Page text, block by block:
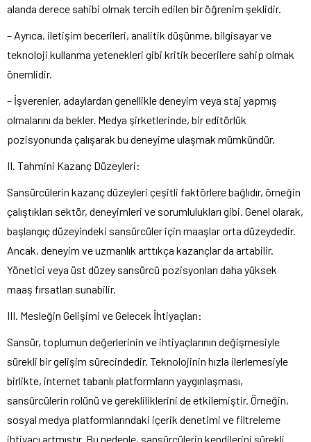
alanda derece sahibi olmak tercih edilen bir öğrenim şeklidir.
– Ayrıca, iletişim becerileri, analitik düşünme, bilgisayar ve
teknoloji kullanma yetenekleri gibi kritik becerilere sahip olmak
önemlidir.
– İşverenler, adaylardan genellikle deneyim veya staj yapmış
olmalarını da bekler. Medya şirketlerinde, bir editörlük
pozisyonunda çalışarak bu deneyime ulaşmak mümkündür.
II. Tahmini Kazanç Düzeyleri:
Sansürcülerin kazanç düzeyleri çeşitli faktörlere bağlıdır, örneğin
çalıştıkları sektör, deneyimleri ve sorumlulukları gibi. Genel olarak,
başlangıç ​​düzeyindeki sansürcüler için maaşlar orta düzeydedir.
Ancak, deneyim ve uzmanlık arttıkça kazançlar da artabilir.
Yönetici veya üst düzey sansürcü pozisyonları daha yüksek
maaş fırsatları sunabilir.
III. Mesleğin Gelişimi ve Gelecek İhtiyaçları:
Sansür, toplumun değerlerinin ve ihtiyaçlarının değişmesiyle
sürekli bir gelişim sürecindedir. Teknolojinin hızla ilerlemesiyle
birlikte, internet tabanlı platformların yaygınlaşması,
sansürcülerin rolünü ve gerekliliklerini de etkilemiştir. Örneğin,
sosyal medya platformlarındaki içerik denetimi ve filtreleme
ihtiyacı artmıştır. Bu nedenle, sansürcülerin kendilerini sürekli